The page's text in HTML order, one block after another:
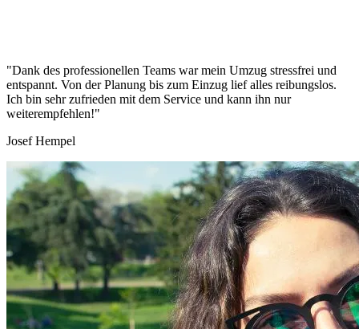
"Dank des professionellen Teams war mein Umzug stressfrei und
entspannt. Von der Planung bis zum Einzug lief alles reibungslos.
Ich bin sehr zufrieden mit dem Service und kann ihn nur
weiterempfehlen!"
Josef Hempel